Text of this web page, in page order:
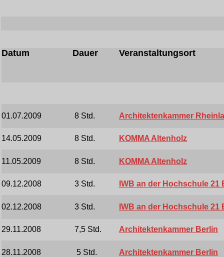
Datum Dauer Veranstaltungsort
01.07.2009 8 Std. Architektenkammer
14.05.2009 8 Std. KOMMA Altenholz
11.05.2009 8 Std. KOMMA Altenholz
09.12.2008 3 Std. IWB an der Hochschule 21
02.12.2008 3 Std. IWB an der Hochschule 21
29.11.2008 7,5 Std. Architektenkammer Berlin
28.11.2008 5 Std. Architektenkammer Berlin